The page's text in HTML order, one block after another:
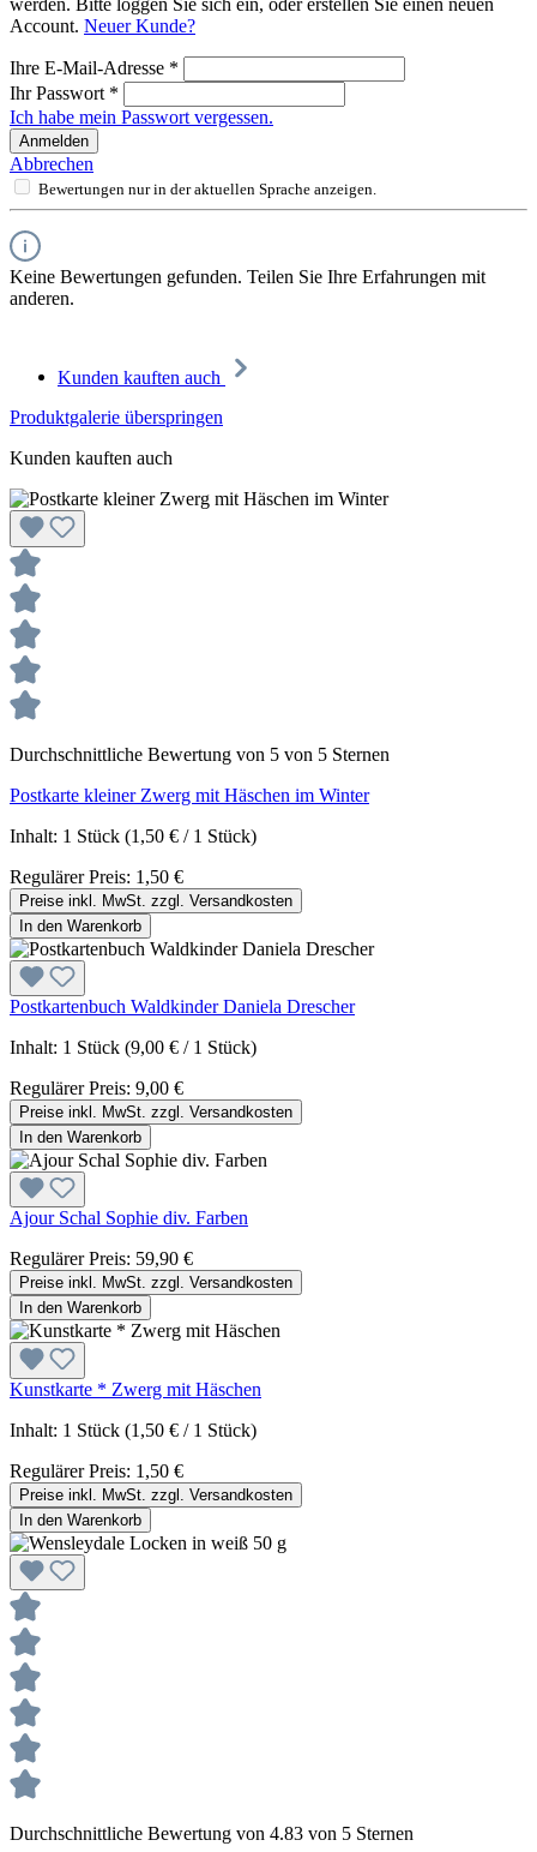
werden. Bitte loggen Sie sich ein, oder erstellen Sie einen neuen
Account. Neuer Kunde?
Ihre E-Mail-Adresse *
Ihr Passwort *
Ich habe mein Passwort vergessen.
Anmelden
Abbrechen
Bewertungen nur in der aktuellen Sprache anzeigen.
Keine Bewertungen gefunden. Teilen Sie Ihre Erfahrungen mit
anderen.
Kunden kauften auch
Produktgalerie überspringen
Kunden kauften auch
Durchschnittliche Bewertung von 5 von 5 Sternen
Postkarte kleiner Zwerg mit Häschen im Winter
Inhalt: 1 Stück (1,50 € / 1 Stück)
Regulärer Preis: 1,50 €
Preise inkl. MwSt. zzgl. Versandkosten
In den Warenkorb
Postkartenbuch Waldkinder Daniela Drescher
Inhalt: 1 Stück (9,00 € / 1 Stück)
Regulärer Preis: 9,00 €
Preise inkl. MwSt. zzgl. Versandkosten
In den Warenkorb
Ajour Schal Sophie div. Farben
Regulärer Preis: 59,90 €
Preise inkl. MwSt. zzgl. Versandkosten
In den Warenkorb
Kunstkarte * Zwerg mit Häschen
Inhalt: 1 Stück (1,50 € / 1 Stück)
Regulärer Preis: 1,50 €
Preise inkl. MwSt. zzgl. Versandkosten
In den Warenkorb
Durchschnittliche Bewertung von 4.83 von 5 Sternen